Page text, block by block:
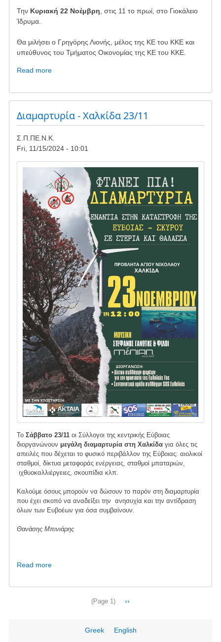
Την Κυριακή 22 Νοέμβρη , στις 11 το πρωί, στο Γιοκάλειο
Ίδρυμα.
Θα μιλήσει ο Γρηγόρης Λιονής, μέλος της ΚΕ του ΚΚΕ και
υπεύθυνος του Τμήματος Οικονομίας της ΚΕ του ΚΚΕ.
Read moreabout
του
ΚΚΕ
στην
Κάρυστο
θέμα
την
"πράσινη
μετάβαση"
και
τις
συνέπειες
για
το
λαό
και
το
περιβάλλον
στην
περιοχή
μας
Διαμαρτυρία - Χαλκίδα 23/11
Σ.Π.ΠΕ.Ν.Κ.
Fri, 11/15/2024 - 10:01
Image
Το Σάββατο 23/11 οι Σύλλογοι της κεντρικής Εύβοιας
διοργανώνουν μεγάλη διαμαρτυρία στη Χαλκίδα για όλες τις
απειλές που δέχεται το φυσικό περιβάλλον της Εύβοιας: αιολικοί
σταθμοί, δίκτυα μεταφοράς ενέργειας, σταθμοί μπαταριών,
ιχθυοκαλλιέργειες, σκουπίδια κλπ.
Καλούμε όσους μπορούν να δώσουν το παρόν στη διαμαρτυρία
που έχει σκοπό να αναδείξει την ανησυχία και την αντίδραση
όλων των Ευβοέων για όσα συμβαίνουν.
Θανάσης Μπινιάρης
Read moreabout
-
(Page 1)
Next
››
Greek English